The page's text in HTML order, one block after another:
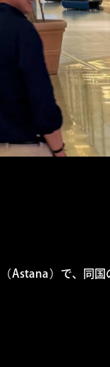
Astana）で、同国